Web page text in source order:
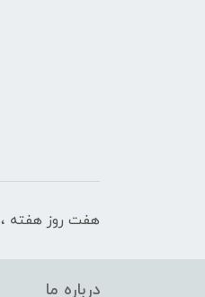
هفت روز هفته ، ۲۴ ساعت شبانه‌روز پاسخگوی شما هستیم
درباره ما